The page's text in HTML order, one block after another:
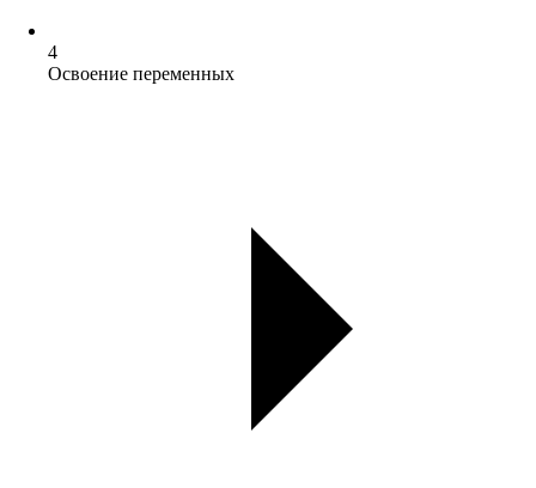
4
Освоение переменных